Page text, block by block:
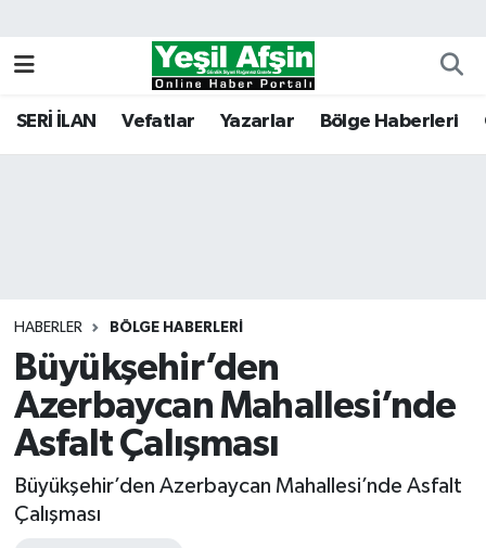
SERİ İLAN Vefatlar Yazarlar Bölge Haberleri
HABERLER BÖLGE HABERLERI
Büyükşehir’den
Azerbaycan Mahallesi’nde
Asfalt Çalışması
Büyükşehir’den Azerbaycan Mahallesi’nde Asfalt
Çalışması
Kahramanmaraş Nöbetçi Eczaneler
Tüm Manşetler
Son Dakika Haberleri